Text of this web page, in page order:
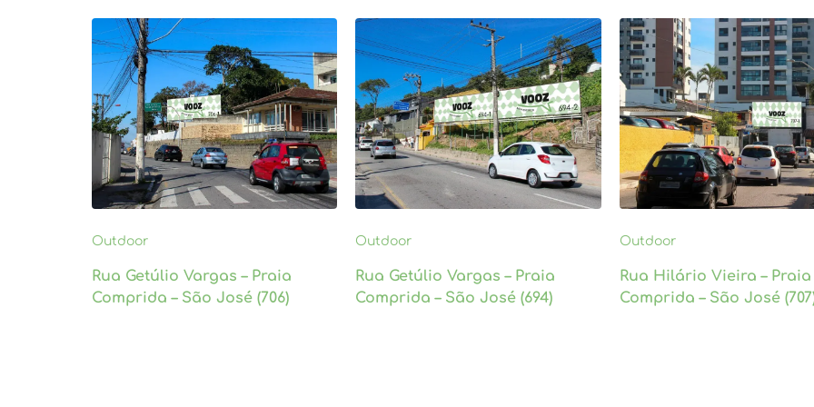
Outdoor
Rua Getúlio Vargas – Praia
Comprida – São José (706)
Outdoor
Rua Getúlio Vargas – Praia
Comprida – São José (694)
Outdoor
Rua Hilário Vieira – Praia
Comprida – São José